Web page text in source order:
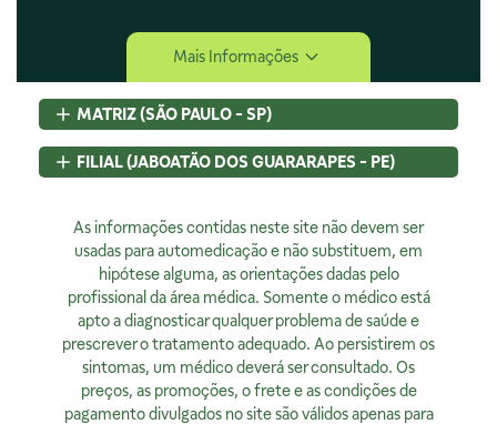
Central de Ajuda
Central de Atendimento
Envio e Entrega
Navegando e Comprando
Trocas e Devoluções
Fale Conosco
Encarregado de Privacidade
Rodrigo Costa
dpo@4bio.com.br
Institucional
Quem Somos
Mais Informações
MATRIZ (SÃO PAULO - SP)
Rua Pedroso Alvarenga, 58 Cj. 02
Itaim Bibi, São Paulo, SP
CNPJ:07.015.691/0001-46
Licença Sanitária Nº:
355030801-477-000962-1-0
AFE:7.16539-7
FARMACÊUTICA RESPONSÁVEL:
Renata de Sousa Cerqueira
63200
Horário de Atendimento:
Segunda à sexta, exceto feriados, das 08h00 às 20h00
FILIAL (JABOATÃO DOS GUARARAPES - PE)
54320-230 - Brasil
07.015.691/0008-12
Licença Sanitária Nº:00523.3/2025
0888921250
FARMACÊUTICA RESPONSÁVEL:
Diogo Amaro da Silva Santos
CRF/PE:14237
As informações contidas neste site não devem ser
usadas para automedicação e não substituem, em
hipótese alguma, as orientações dadas pelo
profissional da área médica. Somente o médico está
apto a diagnosticar qualquer problema de saúde e
prescrever o tratamento adequado. Ao persistirem os
sintomas, um médico deverá ser consultado. Os
preços, as promoções, o frete e as condições de
pagamento divulgados no site são válidos apenas para